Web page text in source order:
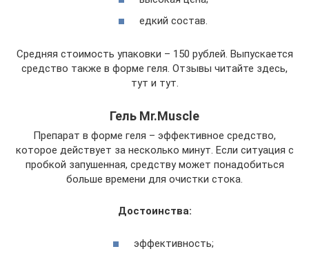
едкий состав.
Средняя стоимость упаковки – 150 рублей. Выпускается
средство также в форме геля. Отзывы читайте здесь,
тут и тут.
Гель Mr.Muscle
Препарат в форме геля – эффективное средство,
которое действует за несколько минут. Если ситуация с
пробкой запушенная, средству может понадобиться
больше времени для очистки стока.
Достоинства:
эффективность;